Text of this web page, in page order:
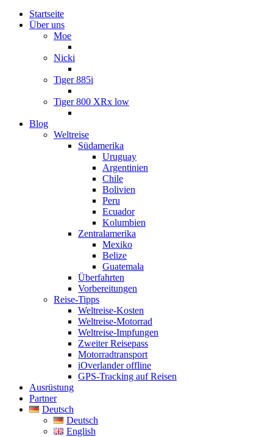
Startseite
Über uns
Moe
Nicki
Tiger 885i
Tiger 800 XRx low
Blog
Weltreise
Südamerika
Uruguay
Argentinien
Chile
Bolivien
Peru
Ecuador
Kolumbien
Zentralamerika
Mexiko
Belize
Guatemala
Überfahrten
Vorbereitungen
Reise-Tipps
Weltreise-Kosten
Weltreise-Motorrad
Weltreise-Impfungen
Zweiter Reisepass
Motorradtransport
iOverlander offline
GPS-Tracking auf Reisen
Ausrüstung
Partner
Deutsch
Deutsch
English